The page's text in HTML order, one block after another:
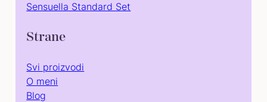
Sensuella Standard Set
Strane
Svi proizvodi
O meni
Blog